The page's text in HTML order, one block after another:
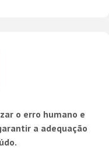
o erro humano e
a adequação